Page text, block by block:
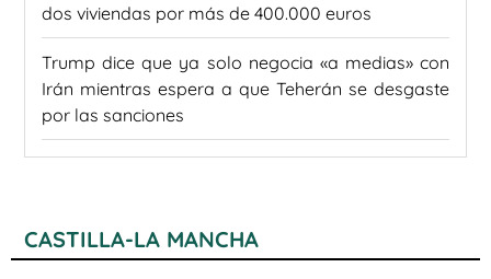
dos viviendas por más de 400.000 euros
Trump dice que ya solo negocia «a medias» con
Irán mientras espera a que Teherán se desgaste
por las sanciones
CASTILLA-LA MANCHA